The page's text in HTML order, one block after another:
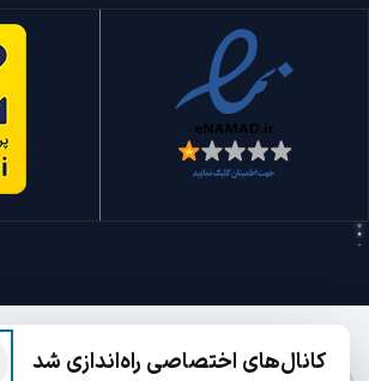
کانال‌های اختصاصی راه‌اندازی شد